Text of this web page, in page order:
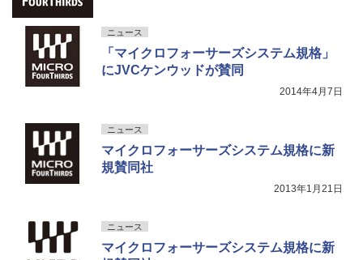
ニュース
「マイクロフォーサーズシステム規格」
にJVCケンウッドが賛同
2014年4月7日
ニュース
マイクロフォーサーズシステム規格に新
規賛同社
2013年1月21日
ニュース
マイクロフォーサーズシステム規格に新